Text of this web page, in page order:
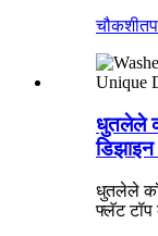
चौकशी
धुतलेले
धुतलेले
फ्लॅट